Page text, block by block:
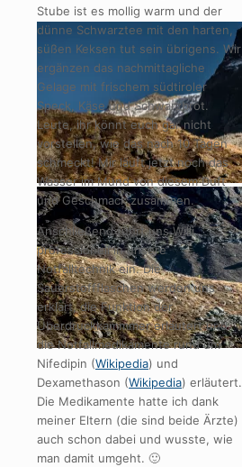
Stube ist es mollig warm und der
dünne Schwarztee mit den harten,
süßen Keksen tut sein übrigens. Wir
ergänzen das nachmittagliche
Gelage mit frischem südtiroler
Speck, Käse und Schwarzbrot.
Leute, ihr könnt euch gar nicht
vorstellen, wie das nach 10 Tagen
schmeckt! Mir läuft jetzt noch das
Wasser im Mund von diesem Duft
und Geschmack zusammen.
Anschließend führt uns Willi
professionell in unsere
Notfalltechnik ein. Die
Sauerstoffflaschen werden uns
erklärt, die Funktion der
Überdruckkammmer erläutert und
die Notfallmedikamente rund um
Nifedipin (Wikipedia) und
Dexamethason (Wikipedia) erläutert.
Die Medikamente hatte ich dank
meiner Eltern (die sind beide Ärzte)
auch schon dabei und wusste, wie
man damit umgeht. 🙂